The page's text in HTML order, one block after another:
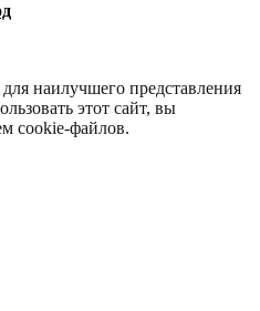
наилучшего представления
этот сайт, вы
cookie-файлов.